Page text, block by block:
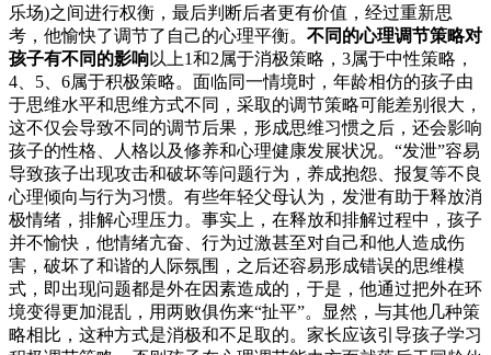
乐场)之间进行权衡，最后判断后者更有价值，经过重新思
考，他愉快了调节了自己的心理平衡。 不同的心理调节策略对
孩子有不同的影响以上1和2属于消极策略，3属于中性策略，
4、5、6属于积极策略。面临同一情境时，年龄相仿的孩子由
于思维水平和思维方式不同，采取的调节策略可能差别很大，
这不仅会导致不同的调节后果，形成思维习惯之后，还会影响
孩子的性格、人格以及修养和心理健康发展状况。“发泄”容易
导致孩子出现攻击和破坏等问题行为，养成抱怨、报复等不良
心理倾向与行为习惯。有些年轻父母认为，发泄有助于释放消
极情绪，排解心理压力。事实上，在释放和排解过程中，孩子
并不愉快，他情绪亢奋、行为过激甚至对自己和他人造成伤
害，破坏了和谐的人际氛围，之后还容易形成错误的思维模
式，即出现问题都是外在因素造成的，于是，他通过把外在环
境变得更加混乱，用两败俱伤来“扯平”。显然，与其他几种策
略相比，这种方式是消极和不足取的。家长应该引导孩子学习